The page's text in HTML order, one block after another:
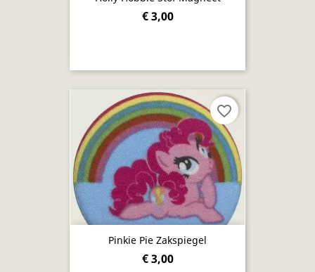
€ 3,00
Pinkie Pie Zakspiegel
€ 3,00
favorite_border